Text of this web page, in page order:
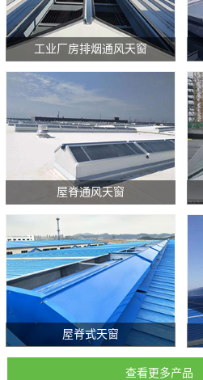
工业厂房排烟通风天窗
屋脊通风天窗
屋脊式天窗
查看更多产品